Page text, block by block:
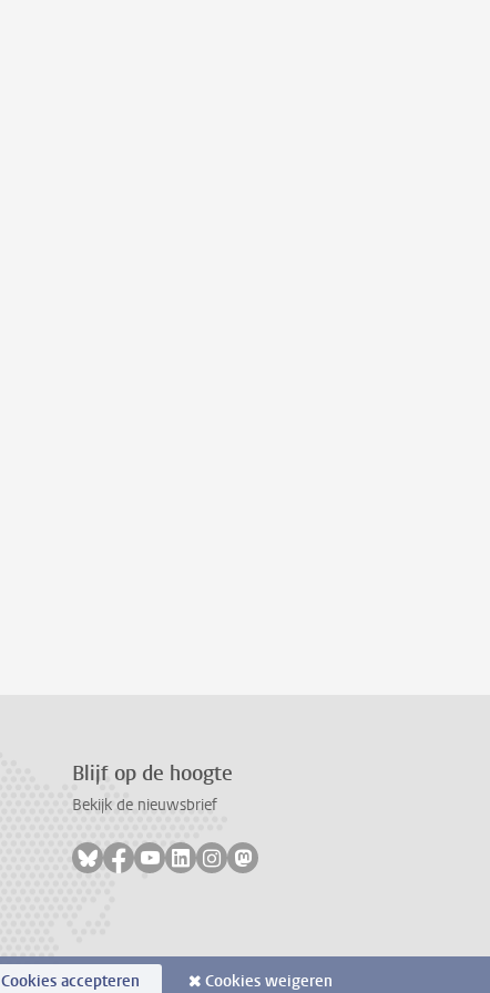
Blijf op de hoogte
Bekijk de nieuwsbrief
Volg ons op bluesky
Volg ons op facebook
Volg ons op youtube
Volg ons op linkedin
Volg ons op instagram
Volg ons op mastodon
Cookies accepteren Cookies weigeren